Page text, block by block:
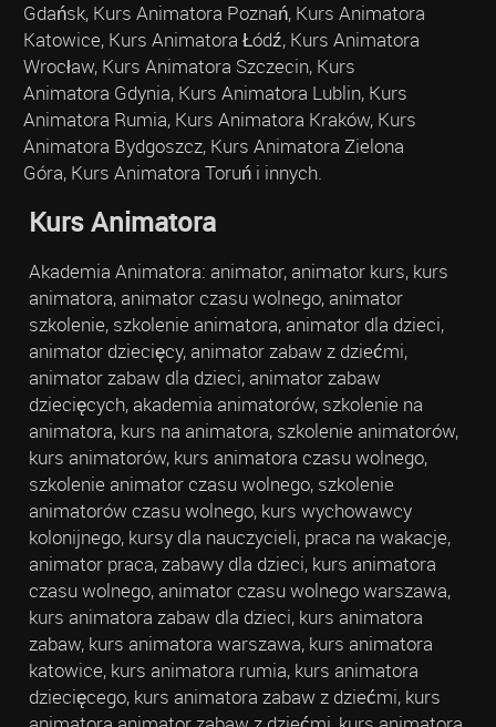
Gdańsk, Kurs Animatora Poznań, Kurs Animatora
Katowice, Kurs Animatora Łódź, Kurs Animatora
Wrocław, Kurs Animatora Szczecin, Kurs
Animatora Gdynia, Kurs Animatora Lublin, Kurs
Animatora Rumia, Kurs Animatora Kraków, Kurs
Animatora Bydgoszcz, Kurs Animatora Zielona
Góra, Kurs Animatora Toruń i innych.
Kurs Animatora
Akademia Animatora: animator, animator kurs, kurs
animatora, animator czasu wolnego, animator
szkolenie, szkolenie animatora, animator dla dzieci,
animator dziecięcy, animator zabaw z dziećmi,
animator zabaw dla dzieci, animator zabaw
dziecięcych, akademia animatorów, szkolenie na
animatora, kurs na animatora, szkolenie animatorów,
kurs animatorów, kurs animatora czasu wolnego,
szkolenie animator czasu wolnego, szkolenie
animatorów czasu wolnego, kurs wychowawcy
kolonijnego, kursy dla nauczycieli, praca na wakacje,
animator praca, zabawy dla dzieci, kurs animatora
czasu wolnego, animator czasu wolnego warszawa,
kurs animatora zabaw dla dzieci, kurs animatora
zabaw, kurs animatora warszawa, kurs animatora
katowice, kurs animatora rumia, kurs animatora
dziecięcego, kurs animatora zabaw z dziećmi, kurs